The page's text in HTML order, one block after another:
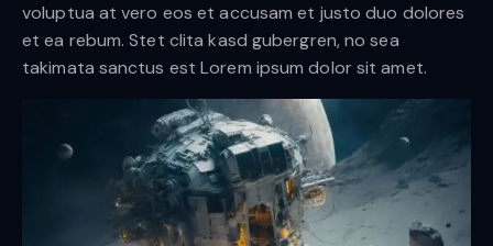
voluptua at vero eos et accusam et justo duo dolores
et ea rebum. Stet clita kasd gubergren, no sea
takimata sanctus est Lorem ipsum dolor sit amet.